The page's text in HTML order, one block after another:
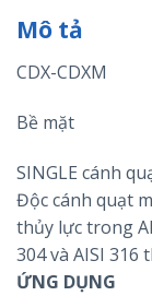
Mô tả
CDX-CDXM
Bề mặt
SINGLE cánh
Độc cánh quạt
thủy lực trong
304 và AISI 316
ỨNG DỤNG